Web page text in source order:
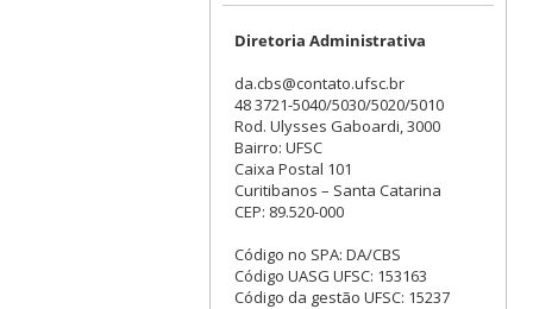
Diretoria Administrativa
da.cbs@contato.ufsc.br
48 3721-5040/5030/5020/5010
Rod. Ulysses Gaboardi, 3000
Bairro: UFSC
Caixa Postal 101
Curitibanos – Santa Catarina
CEP: 89.520-000
Código no SPA: DA/CBS
Código UASG UFSC: 153163
Código da gestão UFSC: 15237